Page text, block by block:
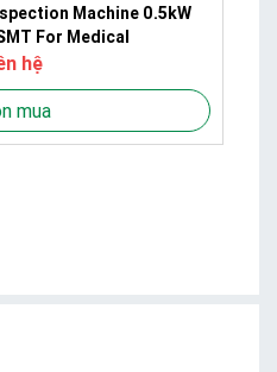
Machine 0.5kW
For Medical
hệ
mua